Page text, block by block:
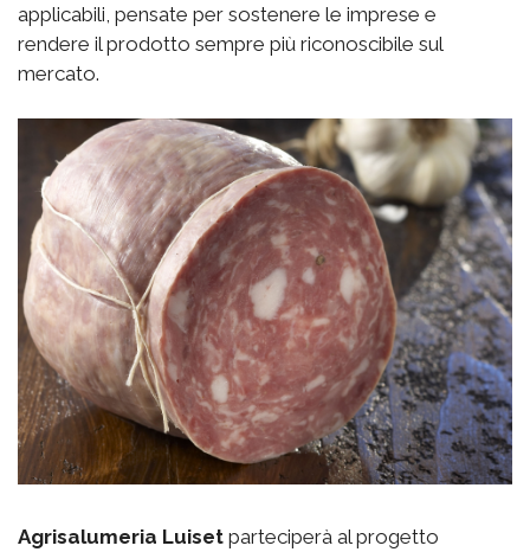
applicabili, pensate per sostenere le imprese e
rendere il prodotto sempre più riconoscibile sul
mercato.
Agrisalumeria Luiset parteciperà al progetto